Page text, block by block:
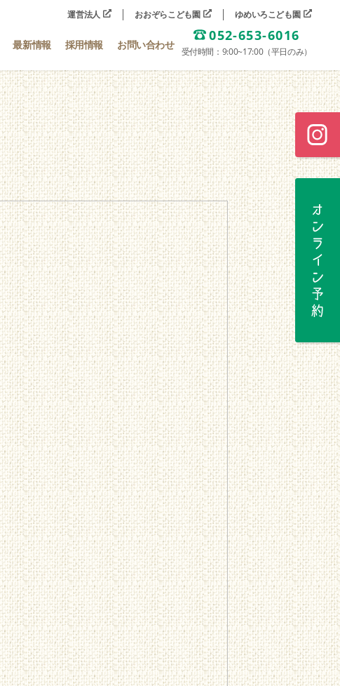
運営法人 おおぞらこども園 ゆめいろこども園
最新情報 採用情報 お問い合わせ
052-653-6016
受付時間：9:00~17:00（平日のみ）